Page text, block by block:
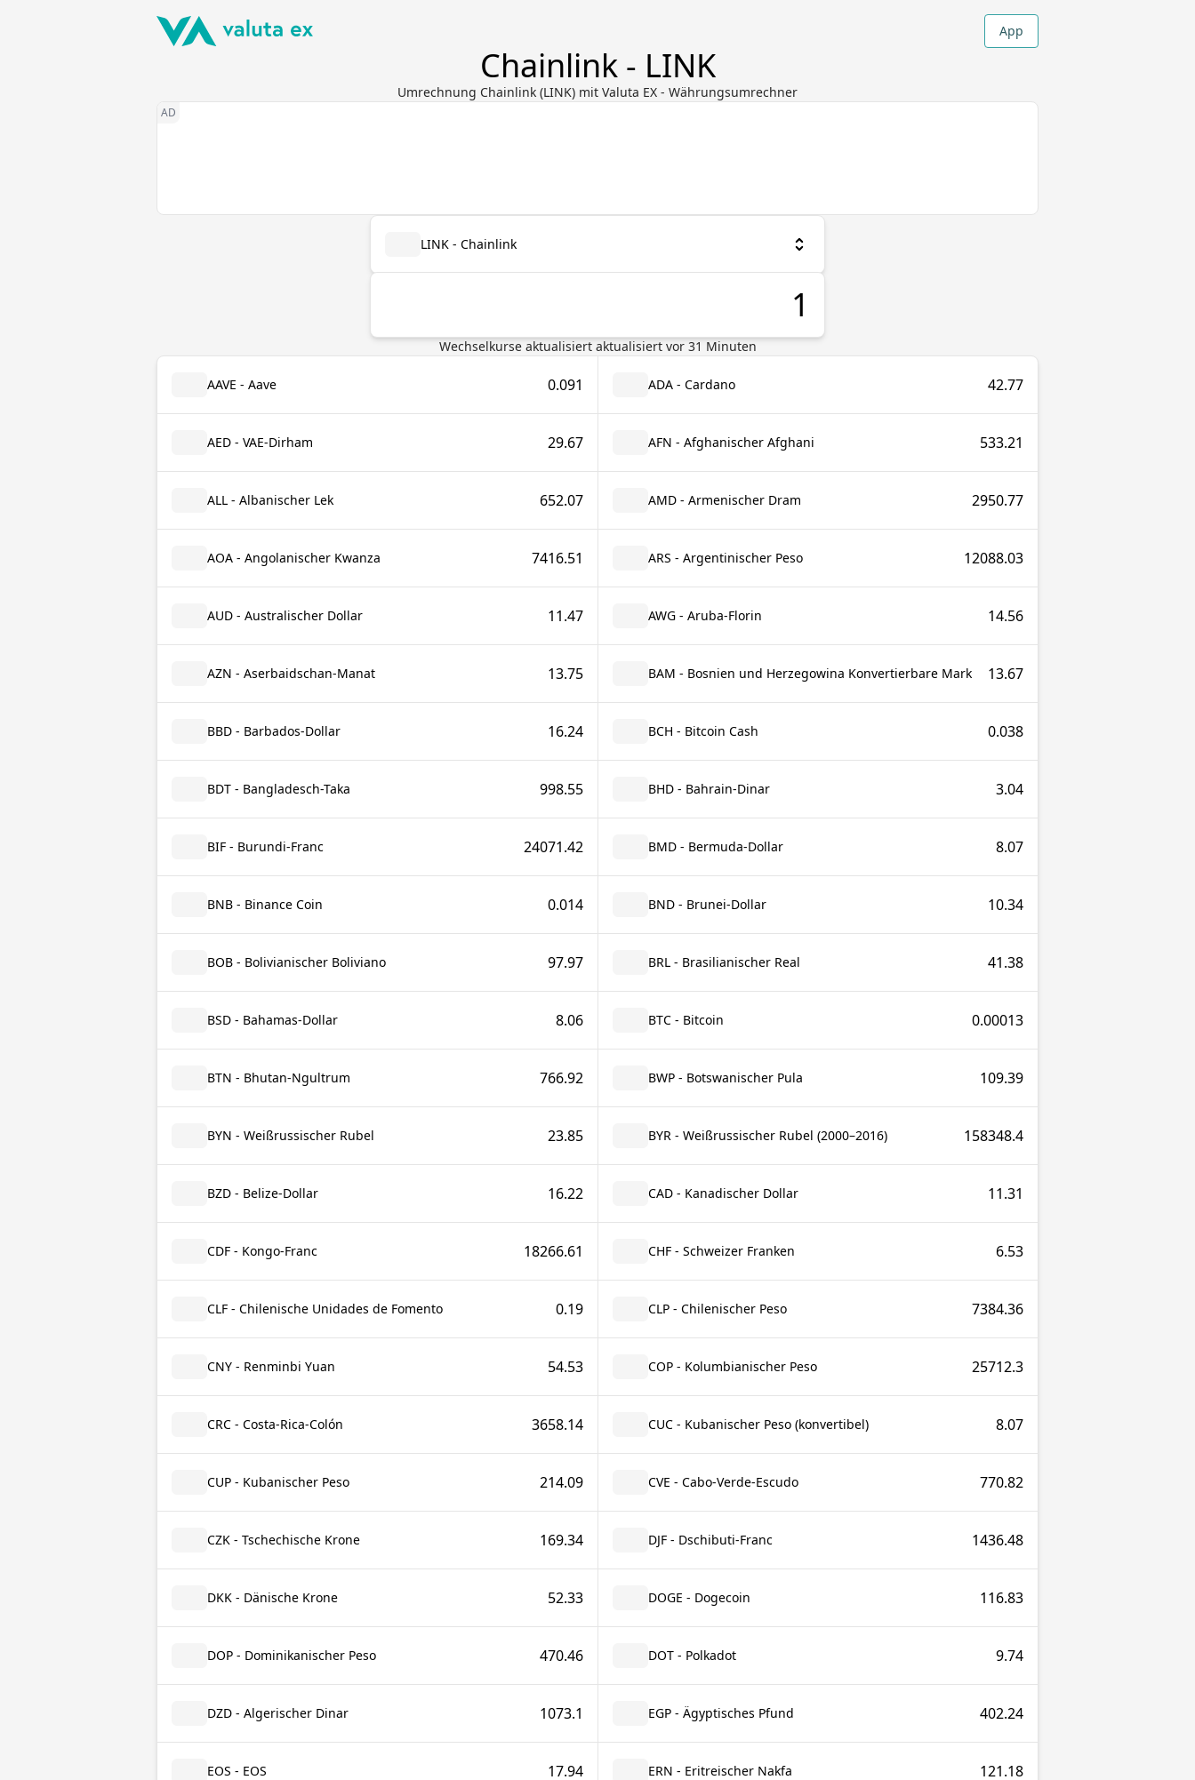
App
Chainlink - LINK
Umrechnung Chainlink (LINK) mit Valuta EX - Währungsumrechner
LINK - Chainlink
Wechselkurse aktualisiert aktualisiert vor 31 Minuten
AAVE - Aave 0.091 ADA - Cardano 42.77
AED - VAE-Dirham 29.67 AFN - Afghanischer Afghani 533.21
ALL - Albanischer Lek 652.07 AMD - Armenischer Dram 2950.77
AOA - Angolanischer Kwanza 7416.51 ARS - Argentinischer Peso 12088.03
AUD - Australischer Dollar 11.47 AWG - Aruba-Florin 14.56
AZN - Aserbaidschan-Manat 13.75 BAM - Bosnien und Herzegowina Konvertierbare Mark 13.67
BBD - Barbados-Dollar 16.24 BCH - Bitcoin Cash 0.038
BDT - Bangladesch-Taka 998.55 BHD - Bahrain-Dinar 3.04
BIF - Burundi-Franc 24071.42 BMD - Bermuda-Dollar 8.07
BNB - Binance Coin 0.014 BND - Brunei-Dollar 10.34
BOB - Bolivianischer Boliviano 97.97 BRL - Brasilianischer Real 41.38
BSD - Bahamas-Dollar 8.06 BTC - Bitcoin 0.00013
BTN - Bhutan-Ngultrum 766.92 BWP - Botswanischer Pula 109.39
BYN - Weißrussischer Rubel 23.85 BYR - Weißrussischer Rubel (2000–2016) 158348.4
BZD - Belize-Dollar 16.22 CAD - Kanadischer Dollar 11.31
CDF - Kongo-Franc 18266.61 CHF - Schweizer Franken 6.53
CLF - Chilenische Unidades de Fomento 0.19 CLP - Chilenischer Peso 7384.36
CNY - Renminbi Yuan 54.53 COP - Kolumbianischer Peso 25712.3
CRC - Costa-Rica-Colón 3658.14 CUC - Kubanischer Peso (konvertibel) 8.07
CUP - Kubanischer Peso 214.09 CVE - Cabo-Verde-Escudo 770.82
CZK - Tschechische Krone 169.34 DJF - Dschibuti-Franc 1436.48
DKK - Dänische Krone 52.33 DOGE - Dogecoin 116.83
DOP - Dominikanischer Peso 470.46 DOT - Polkadot 9.74
DZD - Algerischer Dinar 1073.1 EGP - Ägyptisches Pfund 402.24
EOS - EOS 17.94 ERN - Eritreischer Nakfa 121.18